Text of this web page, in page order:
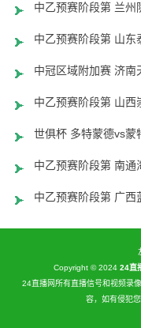
中乙预赛阶段第 兰州
中乙预赛阶段第 山东
中冠区域附加赛 济南
中乙预赛阶段第 山西
世俱杯 多特蒙德vs蒙
中乙预赛阶段第 南通
中乙预赛阶段第 广西
Copyright © 2024 24直
24直播网所有直播信号和视频录
容，如有侵犯